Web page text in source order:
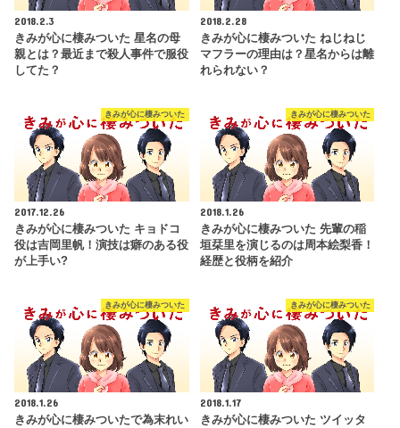
2018.2.3
きみが心に棲みついた 星名の母
親とは？最近まで殺人事件で服役
してた？
2018.2.28
きみが心に棲みついた ねじねじ
マフラーの理由は？星名からは離
れられない？
きみが心に棲みついた
2017.12.26
きみが心に棲みついた キョドコ
役は吉岡里帆！演技は癖のある役
が上手い?
きみが心に棲みついた
2018.1.26
きみが心に棲みついた 先輩の稲
垣栞里を演じるのは周本絵梨香！
経歴と役柄を紹介
きみが心に棲みついた
2018.1.26
きみが心に棲みついたで為末れい
きみが心に棲みついた
2018.1.17
きみが心に棲みついた ツイッタ